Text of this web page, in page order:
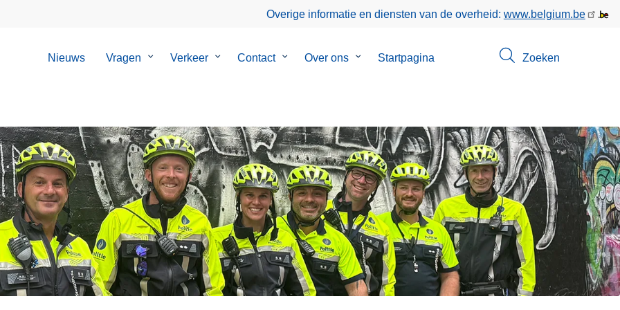
Overige informatie en diensten van de overheid: www.belgium.be
Nieuws Vragen
Submenu
Verkeer
Submenu
Contact
SubmenuOver ons
SubmenuStartpagina Zoeken